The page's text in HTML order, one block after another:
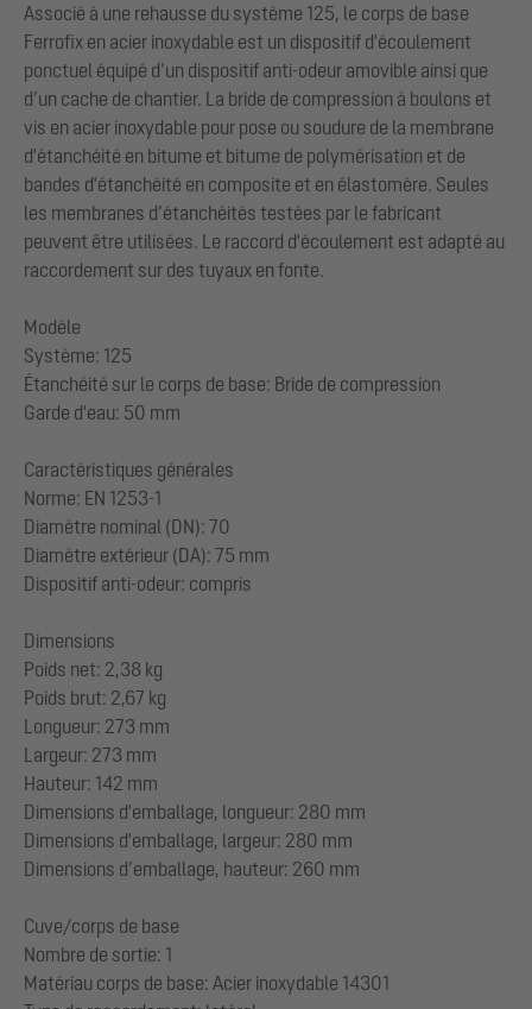
Associé à une rehausse du système 125, le corps de base
Ferrofix en acier inoxydable est un dispositif d'écoulement
ponctuel équipé d’un dispositif anti-odeur amovible ainsi que
d’un cache de chantier. La bride de compression à boulons et
vis en acier inoxydable pour pose ou soudure de la membrane
d'étanchéité en bitume et bitume de polymérisation et de
bandes d'étanchéité en composite et en élastomère. Seules
les membranes d’étanchéités testées par le fabricant
peuvent être utilisées. Le raccord d'écoulement est adapté au
raccordement sur des tuyaux en fonte.
Modèle
Système: 125
Étanchéité sur le corps de base: Bride de compression
Garde d'eau: 50 mm
Caractéristiques générales
Norme: EN 1253-1
Diamètre nominal (DN): 70
Diamètre extérieur (DA): 75 mm
Dispositif anti-odeur: compris
Dimensions
Poids net: 2,38 kg
Poids brut: 2,67 kg
Longueur: 273 mm
Largeur: 273 mm
Hauteur: 142 mm
Dimensions d'emballage, longueur: 280 mm
Dimensions d'emballage, largeur: 280 mm
Dimensions d’emballage, hauteur: 260 mm
Cuve/corps de base
Nombre de sortie: 1
Matériau corps de base: Acier inoxydable 14301